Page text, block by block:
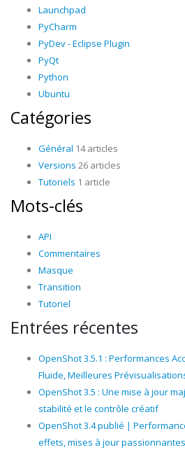
Launchpad
PyCharm
PyDev - Eclipse Plugin
PyQt
Python
Ubuntu
Catégories
Général 14 articles
Versions 26 articles
Tutoriels 1 article
Mots-clés
API
Commentaires
Masque
Transition
Tutoriel
Entrées récentes
OpenShot 3.5.1 : Performances
Fluide, Meilleures
OpenShot 3.5 : Une mise à jour
stabilité et le contrôle créatif
OpenShot 3.4 publié |
effets, mises à jour